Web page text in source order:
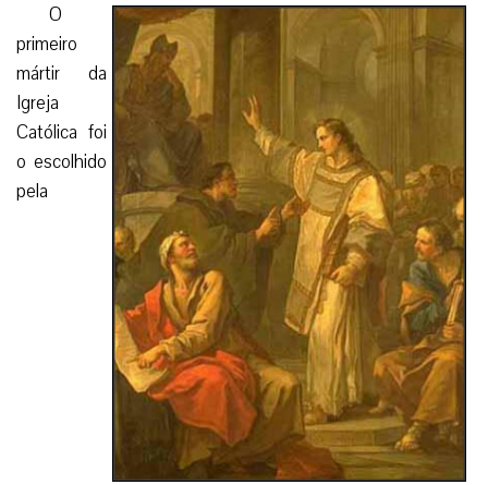
O
primeiro
mártir da
Igreja
Católica foi
o escolhido
pela